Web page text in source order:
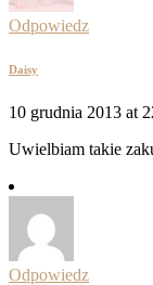
Odpowiedz
Daisy
10 grudnia 2013 at
Uwielbiam takie
Odpowiedz